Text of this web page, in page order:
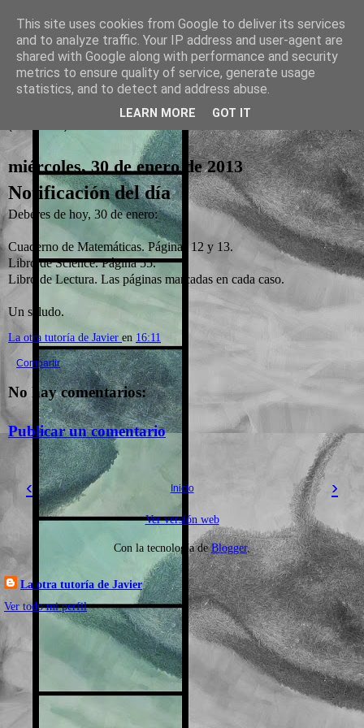
La otra tutoría de Javier
Recursos para Educación Primaria
▼
miércoles, 30 de enero de 2013
Notificación del día
Deberes de hoy, 30 de enero:
Cuaderno de Matemáticas. Páginas 12 y 13.
Libro de Science. Página 55.
Libro de Lectura. Las páginas marcadas en cada caso.
Un saludo.
La otra tutoría de Javier en 16:11
Compartir
No hay comentarios:
Publicar un comentario
‹ ›
Inicio
Ver versión web
Con la tecnología deBlogger.
La otra tutoría de Javier
Ver todo mi perfil
This site uses cookies from Google to deliver its services
and to analyze traffic. Your IP address and user-agent are
shared with Google along with performance and security
metrics to ensure quality of service, generate usage
statistics, and to detect and address abuse.
LEARN MORE GOT IT